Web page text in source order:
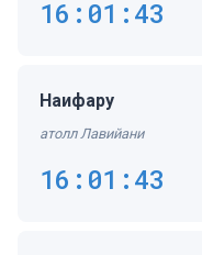
16:01:43
Наифару
атолл Лавийани
16:01:43